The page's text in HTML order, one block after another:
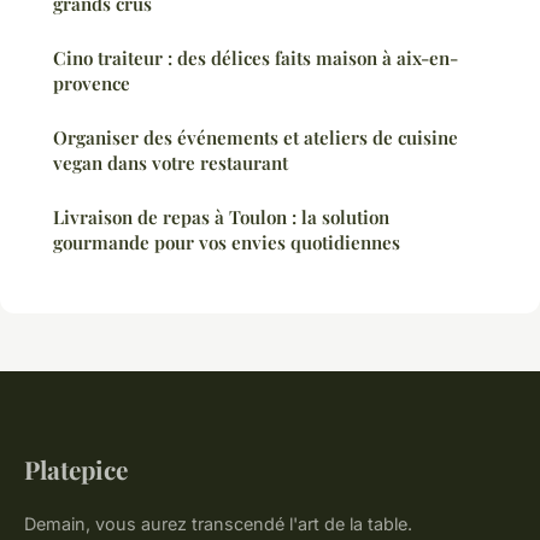
Cino traiteur : des délices faits maison à aix-en-
provence
Organiser des événements et ateliers de cuisine
vegan dans votre restaurant
Livraison de repas à Toulon : la solution
gourmande pour vos envies quotidiennes
Platepice
Demain, vous aurez transcendé l'art de la table.